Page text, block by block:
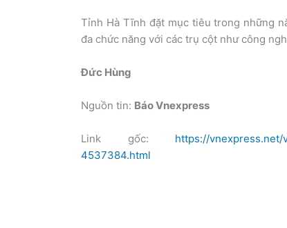
Tỉnh Hà Tĩnh đặt mục tiêu trong những
đa chức năng với các trụ cột như công
Đức Hùng
Nguồn tin: Báo Vnexpress
Link gốc: https://
4537384.html